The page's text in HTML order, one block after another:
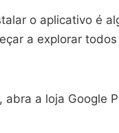
o aplicativo é
a explorar
abra a loja Google